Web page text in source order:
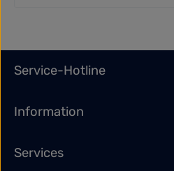
Service-Hotline
Information
Services